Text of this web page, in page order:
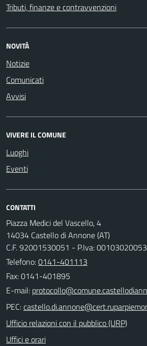
Tributi, finanze e contravvenzioni
NOVITÀ
Notizie
Comunicati
Avvisi
VIVERE IL COMUNE
Luoghi
Eventi
CONTATTI
Piazza Medici del Vascello, 4
14034 Castello di Annone (AT)
C.F. 92001530051 - P.Iva: 00103020053
Telefono:0141-401113
Fax: 0141-401895
E-mail:
PEC:
Ufficio relazioni con il pubblico (URP)
Uffici e orari